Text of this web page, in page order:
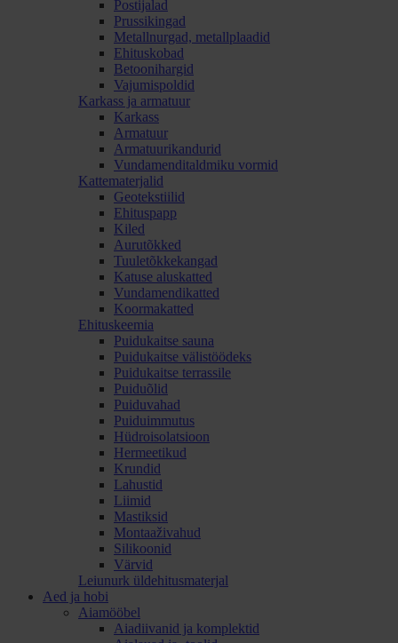
Postijalad
Prussikingad
Metallnurgad, metallplaadid
Ehituskobad
Betoonihargid
Vajumispoldid
Karkass ja armatuur
Karkass
Armatuur
Armatuurikandurid
Vundamenditaldmiku vormid
Kattematerjalid
Geotekstiilid
Ehituspapp
Kiled
Aurutõkked
Tuuletõkkekangad
Katuse aluskatted
Vundamendikatted
Koormakatted
Ehituskeemia
Puidukaitse sauna
Puidukaitse välistöödeks
Puidukaitse terrassile
Puiduõlid
Puiduvahad
Puiduimmutus
Hüdroisolatsioon
Hermeetikud
Krundid
Lahustid
Liimid
Mastiksid
Montaaživahud
Silikoonid
Värvid
Leiunurk üldehitusmaterjal
Aed ja hobi
Aiamööbel
Aiadiivanid ja komplektid